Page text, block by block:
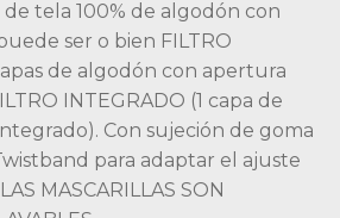
de tela 100% de algodón con
ser o bien FILTRO
de algodón con apertura
INTEGRADO (1 capa de
Con sujeción de goma
para adaptar el ajuste
MASCARILLAS SON